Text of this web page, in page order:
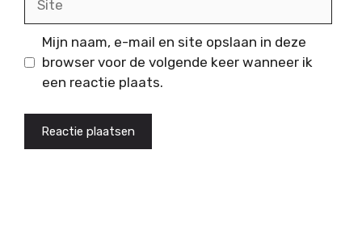
Mijn naam, e-mail en site opslaan in deze
browser voor de volgende keer wanneer ik
een reactie plaats.